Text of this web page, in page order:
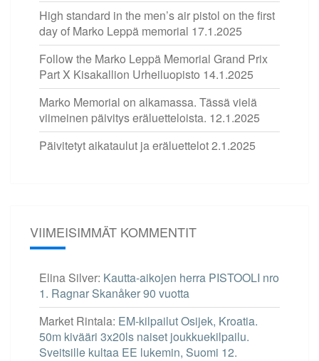
High standard in the men’s air pistol on the first
day of Marko Leppä memorial 17.1.2025
Follow the Marko Leppä Memorial Grand Prix
Part X Kisakallion Urheiluopisto 14.1.2025
Marko Memorial on alkamassa. Tässä vielä
viimeinen päivitys eräluetteloista. 12.1.2025
Päivitetyt aikataulut ja eräluettelot2.1.2025
VIIMEISIMMÄT KOMMENTIT
Elina Silver: Kautta-aikojen herra PISTOOLI nro
1. Ragnar Skanåker 90 vuotta
Market Rintala: EM-kilpailut Osijek, Kroatia.
50m kivääri 3x20ls naiset joukkuekilpailu.
Sveitsille kultaa EE lukemin, Suomi 12.